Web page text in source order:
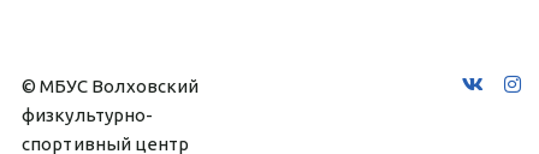
© МБУС Волховский
физкультурно-
спортивный центр